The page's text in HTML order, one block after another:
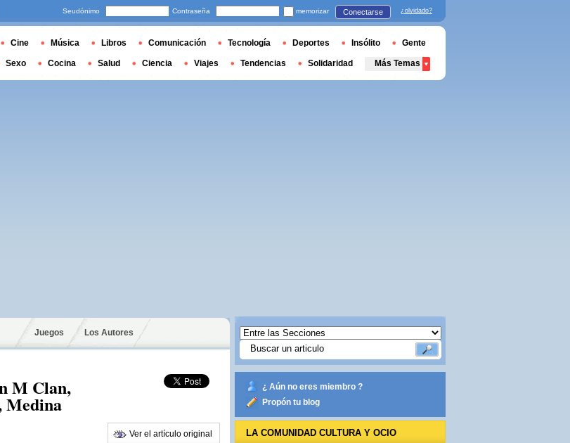
Juegos Los Autores
M Clan,
Medina
Ver el artículo original
¿ Aún no eres miembro ?
Propón tu blog
LA COMUNIDAD CULTURA Y OCIO
Seudónimo Contraseña memorizar Conectarse ¿olvidado?
Cine Música Libros Comunicación Tecnología Deportes Insólito Gente
Sexo Cocina Salud Ciencia Viajes Tendencias Solidaridad Más Temas